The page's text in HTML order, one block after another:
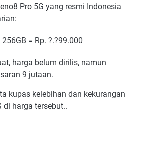
Pro 5G yang resmi Indonesia
256GB = Rp. ?.?99.000
harga belum dirilis, namun
9 jutaan.
kupas kelebihan dan kekurangan
di harga tersebut..